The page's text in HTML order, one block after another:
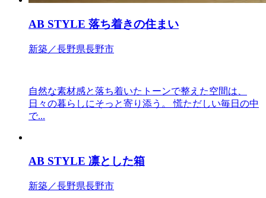
AB STYLE 落ち着きの住まい
新築／長野県長野市
自然な素材感と落ち着いたトーンで整えた空間は、
日々の暮らしにそっと寄り添う。 慌ただしい毎日の中
で...
AB STYLE 凛とした箱
新築／長野県長野市